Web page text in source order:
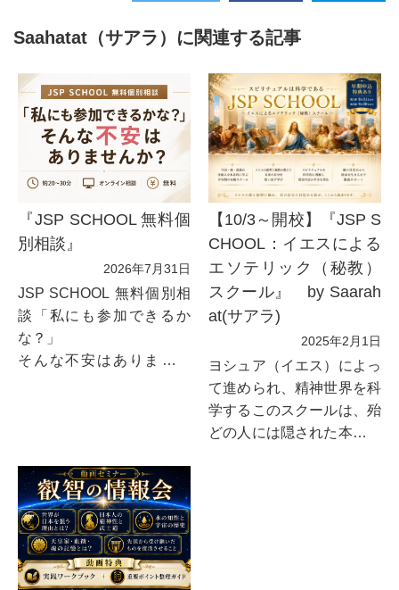
Saahatat（サアラ）に関連する記事
『JSP SCHOOL 無料個
別相談』
2026年7月31日
JSP SCHOOL 無料個別相
談「私にも参加できるか
な？」
そんな不安はありません
【10/3～開校】『JSP S
CHOOL：イエスによる
エソテリック（秘教）
スクール』 by Saarah
at(サアラ)
2025年2月1日
ヨシュア（イエス）によっ
て進められ、精神世界を科
学するこのスクールは、殆
どの人には隠された本当に